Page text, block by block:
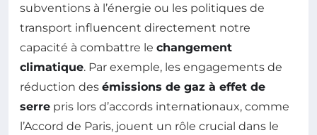
subventions à l’énergie ou les politiques de
transport influencent directement notre
capacité à combattre le changement
climatique. Par exemple, les engagements de
réduction des émissions de gaz à effet de
serre pris lors d’accords internationaux, comme
l’Accord de Paris, jouent un rôle crucial dans le